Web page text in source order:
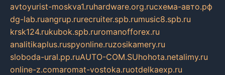
avtoyurist-moskva1.ruhardware.org.ruсхема-авто.рф
dg-lab.ruangrup.rurecruiter.spb.rumusic8.spb.ru
krsk124.rukubok.spb.ruromanofforex.ru
analitikaplus.ruspyonline.ruzosikamery.ru
sloboda-ural.pp.ruAUTO-COM.SUhohota.netalimy.ru
online-z.comaromat-vostoka.ruotdelkaexp.ru